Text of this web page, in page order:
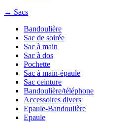
→ Sacs
Bandoulière
Sac de soirée
Sac à main
Sac à dos
Pochette
Sac à main-épaule
Sac ceinture
Bandoulière/téléphone
Accessoires divers
Epaule-Bandoulière
Epaule